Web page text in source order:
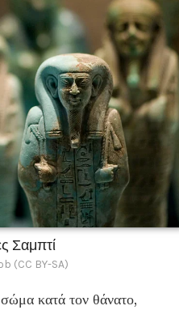
Σαμπτί
(CC BY-SA)
κατά τον θάνατο,